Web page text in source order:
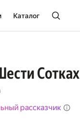
Каталог
Сотках
рассказчик